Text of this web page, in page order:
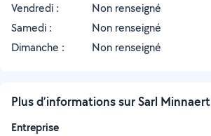
Vendredi :
Non renseigné
Samedi :
Non renseigné
Dimanche :
Non renseigné
Plus d’informations sur Sarl Minnaert
Entreprise